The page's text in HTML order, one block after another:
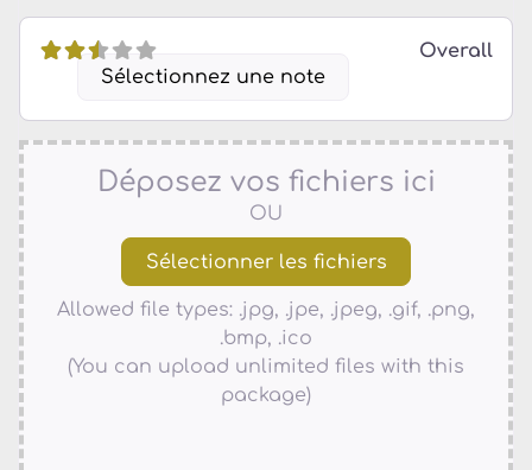
Sélectionnez une note
Overall
Déposez vos fichiers ici
OU
Allowed file types: .jpg, .jpe, .jpeg, .gif, .png,
.bmp, .ico
(You can upload unlimited files with this
package)